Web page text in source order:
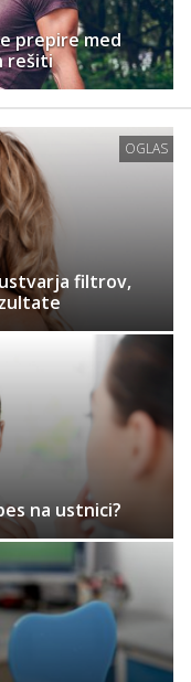
prepire med
rešiti
OGLAS
filtrov,
na ustnici?